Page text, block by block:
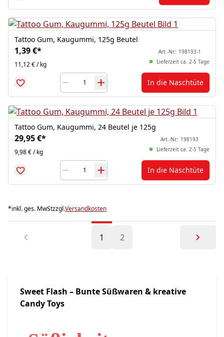
Tattoo Gum, Kaugummi, 125g Beutel
1,39 €*
11,12 € / kg
Art.-Nr.: 198193-1
Lieferzeit ca. 2-5 Tage
In die Naschtüte
Tattoo Gum, Kaugummi, 24 Beutel je 125g
29,95 €*
9,98 € / kg
Art.-Nr.: 198193
Lieferzeit ca. 2-5 Tage
In die Naschtüte
*inkl. ges. MwStzzgl.Versandkosten
1 2
Sweet Flash – Bunte Süßwaren & kreative
Candy Toys